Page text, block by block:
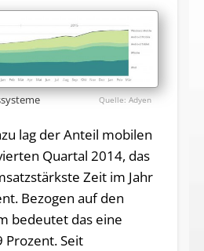
Adyen
lag der Anteil mobilen
Quartal 2014, das
Zeit im Jahr
Bezogen auf den
bedeutet das eine
Prozent. Seit